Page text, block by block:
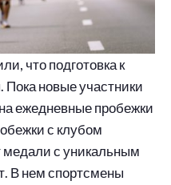
что подготовка к
новые участники
ежедневные пробежки
с клубом
медали с уникальным
В нем спортсмены